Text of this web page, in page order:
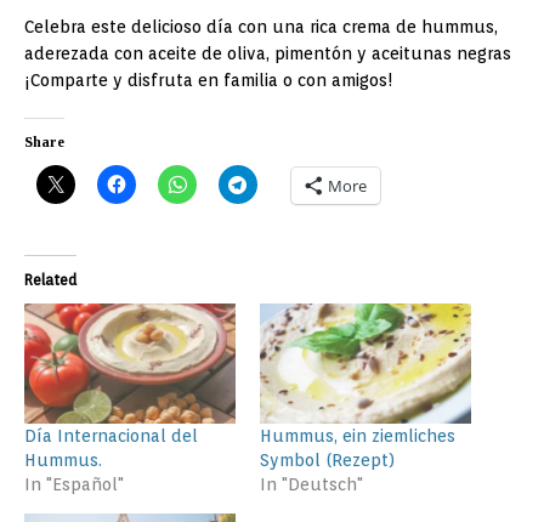
Celebra este delicioso día con una rica crema de hummus,
aderezada con aceite de oliva, pimentón y aceitunas negras
¡Comparte y disfruta en familia o con amigos!
Share
More
Related
Día Internacional del
Hummus.
In "Español"
Hummus, ein ziemliches
Symbol (Rezept)
In "Deutsch"